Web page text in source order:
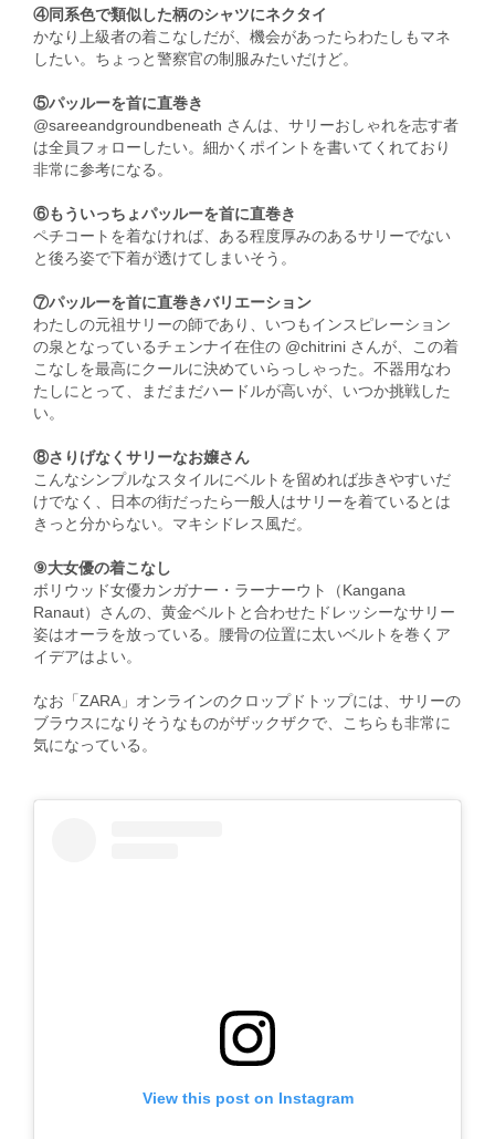
④同系色で類似した柄のシャツにネクタイ
かなり上級者の着こなしだが、機会があったらわたしもマネ
したい。ちょっと警察官の制服みたいだけど。
⑤パッルーを首に直巻き
@sareeandgroundbeneath さんは、サリーおしゃれを志す者
は全員フォローしたい。細かくポイントを書いてくれており
非常に参考になる。
⑥もういっちょパッルーを首に直巻き
ペチコートを着なければ、ある程度厚みのあるサリーでない
と後ろ姿で下着が透けてしまいそう。
⑦パッルーを首に直巻きバリエーション
わたしの元祖サリーの師であり、いつもインスピレーション
の泉となっているチェンナイ在住の @chitrini さんが、この着
こなしを最高にクールに決めていらっしゃった。不器用なわ
たしにとって、まだまだハードルが高いが、いつか挑戦した
い。
⑧さりげなくサリーなお嬢さん
こんなシンプルなスタイルにベルトを留めれば歩きやすいだ
けでなく、日本の街だったら一般人はサリーを着ているとは
きっと分からない。マキシドレス風だ。
⑨大女優の着こなし
ボリウッド女優カンガナー・ラーナーウト（Kangana
Ranaut）さんの、黄金ベルトと合わせたドレッシーなサリー
姿はオーラを放っている。腰骨の位置に太いベルトを巻くア
イデアはよい。
なお「ZARA」オンラインのクロップドトップには、サリーの
ブラウスになりそうなものがザックザクで、こちらも非常に
気になっている。
View this post on Instagram